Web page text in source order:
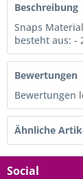
Beschreibung
Snaps
besteht aus: -
Bewertungen
Bewertungen
Ähnliche
Social